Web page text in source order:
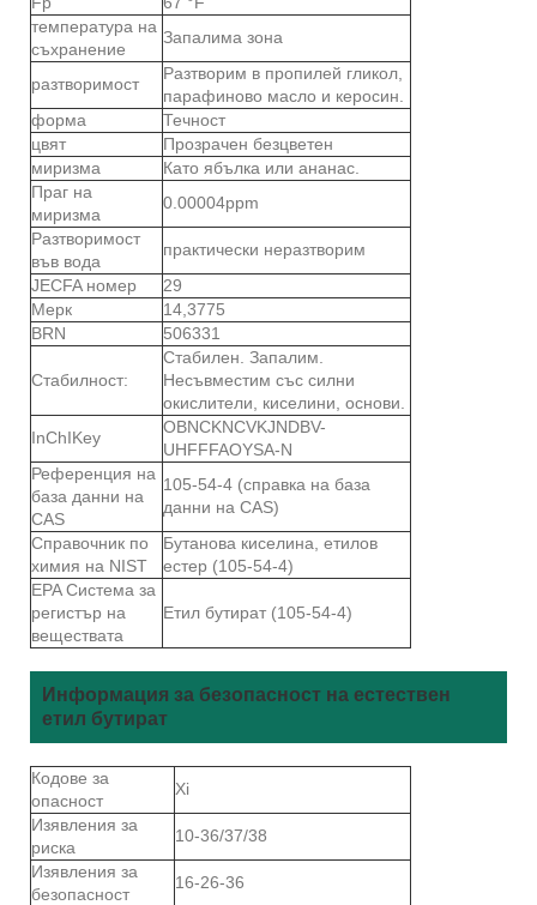
температура на
съхранение
Запалима зона
разтворимост
Разтворим в пропилей гликол,
парафиново масло и керосин.
форма
Течност
цвят
Прозрачен безцветен
миризма
Като ябълка или ананас.
Праг на
миризма
0.00004ppm
Разтворимост
във вода
практически неразтворим
JECFA номер
29
Мерк
14,3775
BRN
506331
Стабилност:
Стабилен. Запалим.
Несъвместим със силни
окислители, киселини, основи.
InChIKey
OBNCKNCVKJNDBV-
UHFFFAOYSA-N
Референция на
база данни на
CAS
105-54-4 (справка на база
данни на CAS)
Справочник по
химия на NIST
Бутанова киселина, етилов
естер (105-54-4)
EPA Система за
регистър на
веществата
Етил бутират (105-54-4)
Информация за безопасност на естествен
етил бутират
Кодове за
опасност
Xi
Изявления за
риска
10-36/37/38
Изявления за
безопасност
16-26-36